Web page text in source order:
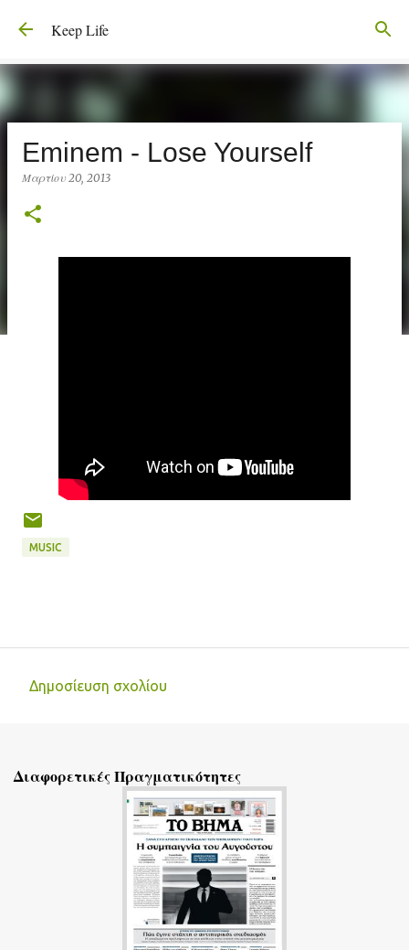
Μετάβαση στο κύριο περιεχόμενο
Keep Life
Eminem - Lose Yourself
Μαρτίου 20, 2013
MUSIC
λ
Δημοσίευση σχολίου
Διαφορετικές Πραγματικότητες